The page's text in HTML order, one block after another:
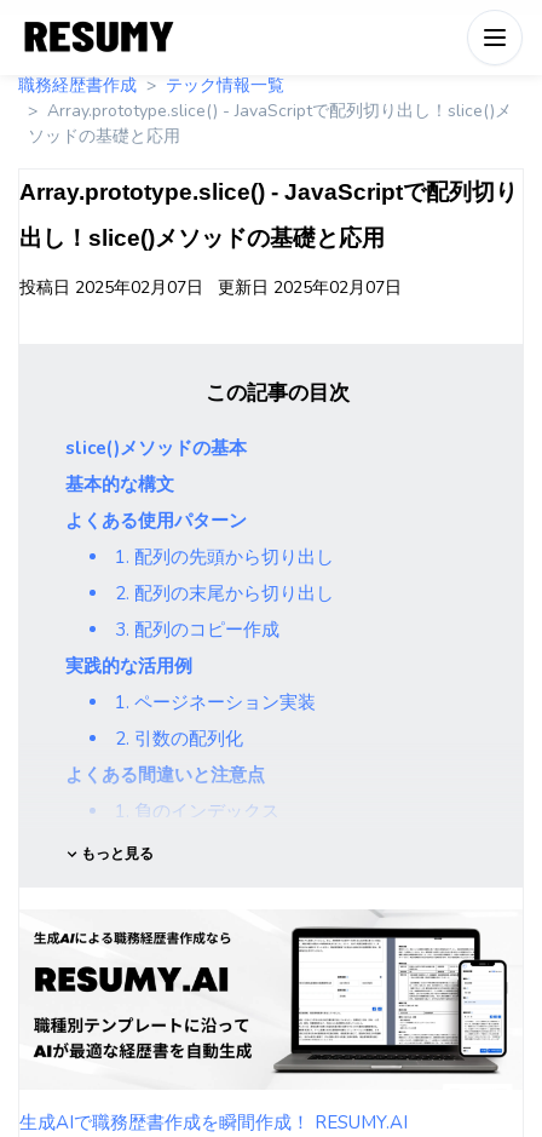
職務経歴書作成
テック情報一覧
Array.prototype.slice() - JavaScriptで配列切り出し！slice()メ
ソッドの基礎と応用
Array.prototype.slice() - JavaScriptで配列切り
出し！slice()メソッドの基礎と応用
投稿日 2025年02月07日 更新日 2025年02月07日
この記事の目次
slice()メソッドの基本
基本的な構文
よくある使用パターン
1. 配列の先頭から切り出し
2. 配列の末尾から切り出し
3. 配列のコピー作成
実践的な活用例
1. ページネーション実装
2. 引数の配列化
よくある間違いと注意点
1. 負のインデックス
2. endIndexは含まれない
もっと見る
生成AIで職務歴書作成を瞬間作成！ RESUMY.AI